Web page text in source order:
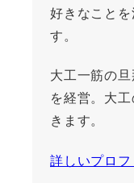
好きなこと
す。
大工一筋の
を経営。大
きます。
詳しいプロ